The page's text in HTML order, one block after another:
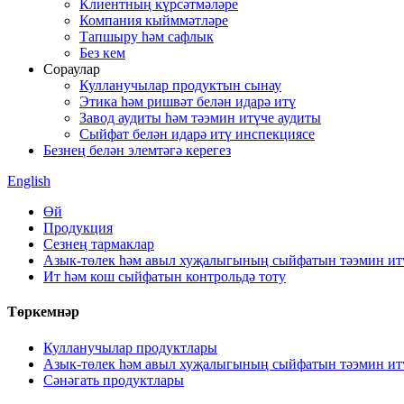
Клиентның күрсәтмәләре
Компания кыйммәтләре
Тапшыру һәм сафлык
Без кем
Сораулар
Кулланучылар продуктын сынау
Этика һәм ришвәт белән идарә итү
Завод аудиты һәм тәэмин итүче аудиты
Сыйфат белән идарә итү инспекциясе
Безнең белән элемтәгә керегез
English
Өй
Продукция
Сезнең тармаклар
Азык-төлек һәм авыл хуҗалыгының сыйфатын тәэмин
Ит һәм кош сыйфатын контрольдә тоту
Төркемнәр
Кулланучылар продуктлары
Азык-төлек һәм авыл хуҗалыгының сыйфатын тәэмин
Сәнәгать продуктлары